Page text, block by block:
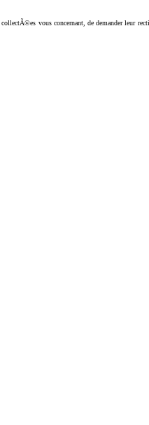
vous concernant, de demander leur